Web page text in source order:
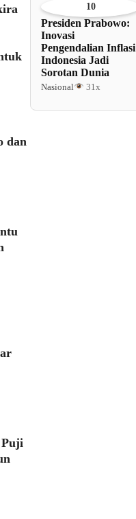
dan
10
Presiden Prabowo:
Inovasi
Pengendalian Inflasi
Indonesia Jadi
Sorotan Dunia
Nasional 31x